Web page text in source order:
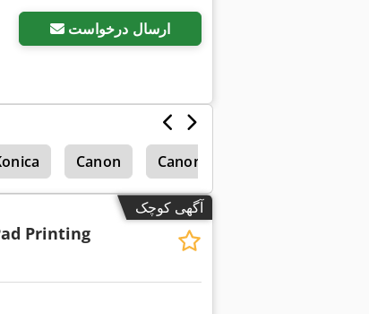
ارسال درخواست
Canon Canon Irc2620N
آگهی کوچک
Printing